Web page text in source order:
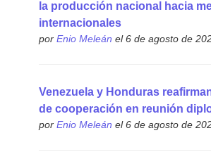
la producción nacional hacia
internacionales
por Enio Meleán el 6 de agosto de
Venezuela y Honduras
de cooperación en reunión
por Enio Meleán el 6 de agosto de